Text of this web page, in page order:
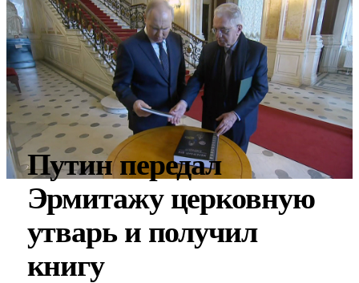
Путин передал
Эрмитажу церковную
утварь и получил
книгу